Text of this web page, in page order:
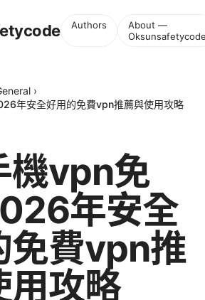
Authors
About —
›
年安全好用的免費vpn推薦與使用攻略
機vpn免
年安全
免費vpn推
用攻略